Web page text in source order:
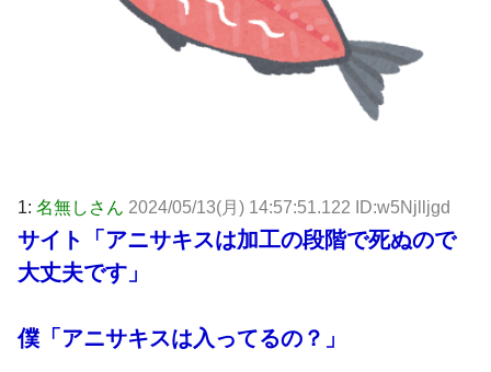
1: 名無しさん 2024/05/13(月) 14:57:51.122 ID:w5Njlljgd
サイト「アニサキスは加工の段階で死ぬので
大丈夫です」
僕「アニサキスは入ってるの？」